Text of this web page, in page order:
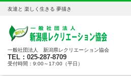
友達と 楽しく生きる 夢描き
一般社団法人 新潟県レクリエーション協会
TEL：025-287-8709
受付時間：9:00～17:00（平日）